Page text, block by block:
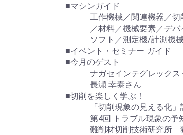
■マシンガイド
工作機械／関連機器／切
／材料／機械要素／デバ
ソフト／測定機/計測機
■イベント・セミナー ガイド
■今月のゲスト
ナガセインテグレックス
長瀬 幸泰さん
■切削を楽しく学ぶ！
「切削現象の見える化」
第4回 トラブル現象の予
難削材切削技術研究所